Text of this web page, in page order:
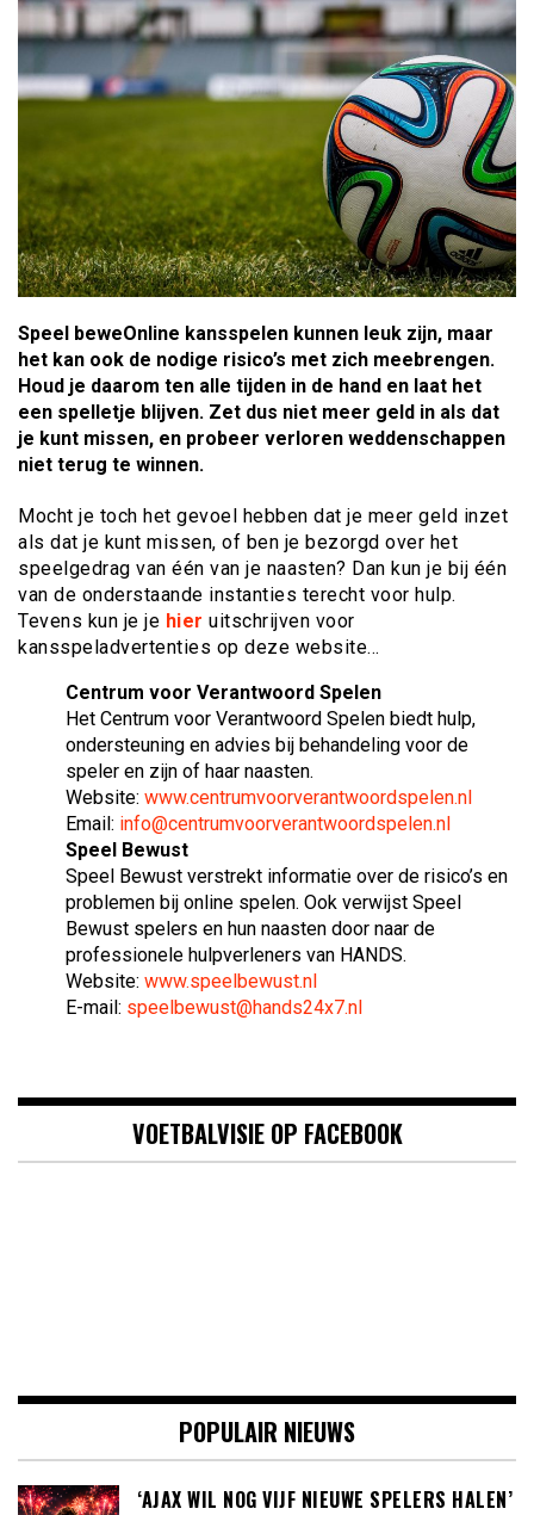
Speel beweOnline kansspelen kunnen leuk zijn, maar
het kan ook de nodige risico’s met zich meebrengen.
Houd je daarom ten alle tijden in de hand en laat het
een spelletje blijven. Zet dus niet meer geld in als dat
je kunt missen, en probeer verloren weddenschappen
niet terug te winnen.
Mocht je toch het gevoel hebben dat je meer geld inzet
als dat je kunt missen, of ben je bezorgd over het
speelgedrag van één van je naasten? Dan kun je bij één
van de onderstaande instanties terecht voor hulp.
Tevens kun je je hier uitschrijven voor
kansspeladvertenties op deze website…
Centrum voor Verantwoord Spelen
Het Centrum voor Verantwoord Spelen biedt hulp,
ondersteuning en advies bij behandeling voor de
speler en zijn of haar naasten.
Website: www.centrumvoorverantwoordspelen.nl
Email: info@centrumvoorverantwoordspelen.nl
Speel Bewust
Speel Bewust verstrekt informatie over de risico’s en
problemen bij online spelen. Ook verwijst Speel
Bewust spelers en hun naasten door naar de
professionele hulpverleners van HANDS.
Website: www.speelbewust.nl
E-mail: speelbewust@hands24x7.nl
VOETBALVISIE OP FACEBOOK
POPULAIR NIEUWS
‘AJAX WIL NOG VIJF NIEUWE SPELERS HALEN’